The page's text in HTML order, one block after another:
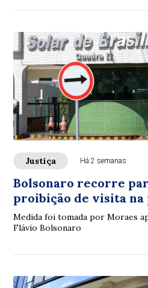
Justiça Há 2 semanas
Bolsonaro recorre
proibição de visita
Medida foi tomada por Moraes
Flávio Bolsonaro